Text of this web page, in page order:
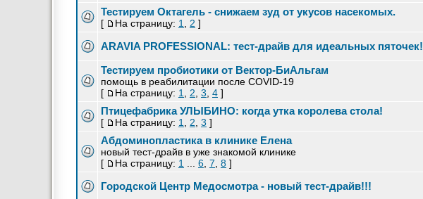
Тестируем Октагель - снижаем зуд от укусов насекомых.
[ На страницу: 1 2 ]
ARAVIA PROFESSIONAL: тест-драйв для идеальных пяточек!
Тестируем пробиотики от Вектор-БиАльгам
помощь в реабилитации после COVID-19
[
На страницу: 1 2 3 4 ]
Птицефабрика УЛЫБИНО: когда утка королева стола!
[ На страницу: 1 2 3 ]
Абдоминопластика в клинике Елена
новый тест-драйв в уже знакомой клинике
[
На страницу: 1 6 7 8 ]
Городской Центр Медосмотра - новый тест-драйв!!!